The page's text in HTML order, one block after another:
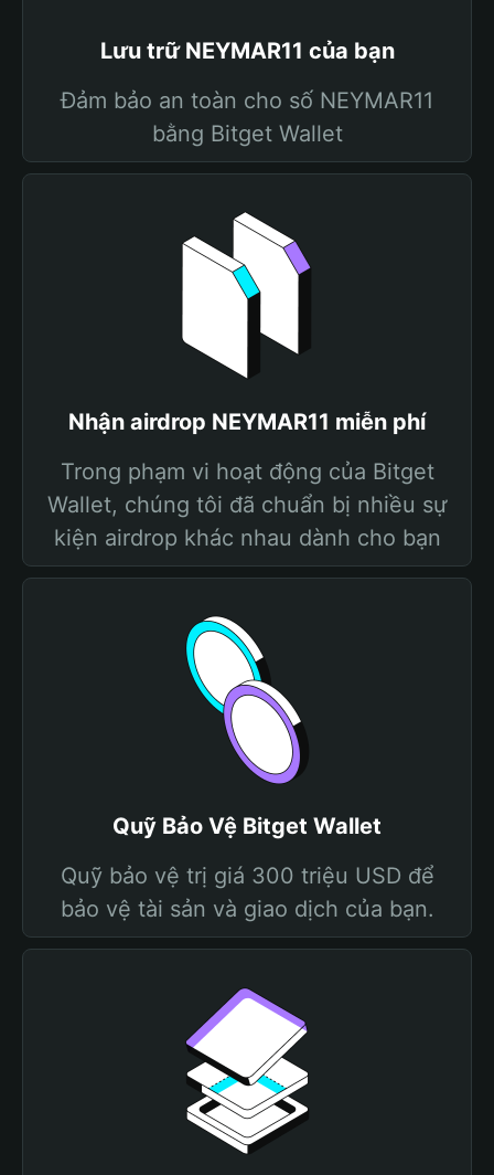
Lưu trữ NEYMAR11 của bạn
Đảm bảo an toàn cho số NEYMAR11
bằng Bitget Wallet
Nhận airdrop NEYMAR11 miễn phí
Trong phạm vi hoạt động của Bitget
Wallet, chúng tôi đã chuẩn bị nhiều sự
kiện airdrop khác nhau dành cho bạn
Quỹ Bảo Vệ Bitget Wallet
Quỹ bảo vệ trị giá 300 triệu USD để
bảo vệ tài sản và giao dịch của bạn.